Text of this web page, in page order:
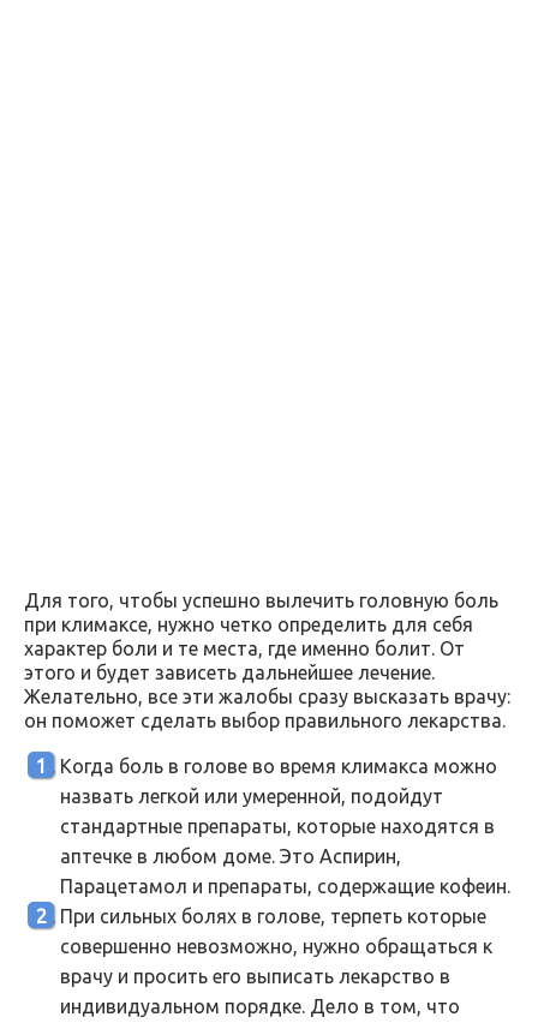
Для того, чтобы успешно вылечить головную боль
при климаксе, нужно четко определить для себя
характер боли и те места, где именно болит. От
этого и будет зависеть дальнейшее лечение.
Желательно, все эти жалобы сразу высказать врачу:
он поможет сделать выбор правильного лекарства.
Когда боль в голове во время климакса можно
назвать легкой или умеренной, подойдут
стандартные препараты, которые находятся в
аптечке в любом доме. Это Аспирин,
Парацетамол и препараты, содержащие кофеин.
При сильных болях в голове, терпеть которые
совершенно невозможно, нужно обращаться к
врачу и просить его выписать лекарство в
индивидуальном порядке. Дело в том, что